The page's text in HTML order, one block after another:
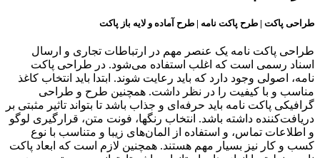
طراحی پاکت | طرح پاکت نامه | طرح آماده و لایه باز پاکت
طراحی پاکت نامه یک عنصر مهم در ارتباطات تجاری و ارسال
اسناد رسمی است که اغلب استفاده می‌شود. در طراحی پاکت
نامه، اصولی وجود دارد که باید رعایت شوند. ابتدا باید انتخاب کاغذ
مناسب و با کیفیت را در نظر داشت. همچنین طرح و طراحی
گرافیکی پاکت نامه باید حرفه‌ای و جذاب باشد تا بتواند تاثیر مثبتی بر
دریافت‌کننده داشته باشد. انتخاب رنگها، فونت متن، قرارگیری لوگو
و اطلاعات تماس، و استفاده از المان‌های زیبا و متناسب با نوع
کسب و کار نیز بسیار مهم هستند. همچنین لازم است که ابعاد پاکت